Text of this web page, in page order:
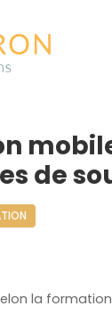
de
la formation